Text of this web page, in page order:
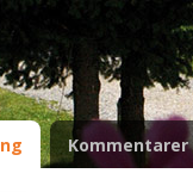
Kommentarer